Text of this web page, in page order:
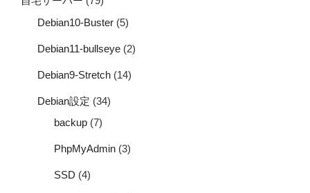
Debian10-Buster (5)
Debian11-bullseye (2)
Debian9-Stretch (14)
Debian設定 (34)
backup (7)
PhpMyAdmin (3)
SSD (4)